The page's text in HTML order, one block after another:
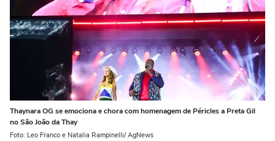
Thaynara OG se emociona e chora com homenagem de Péricles a Preta Gil
no São João da Thay
Foto: Leo Franco e Natalia Rampinelli/ AgNews